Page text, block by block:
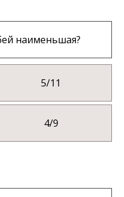
наименьшая?
5/11
4/9